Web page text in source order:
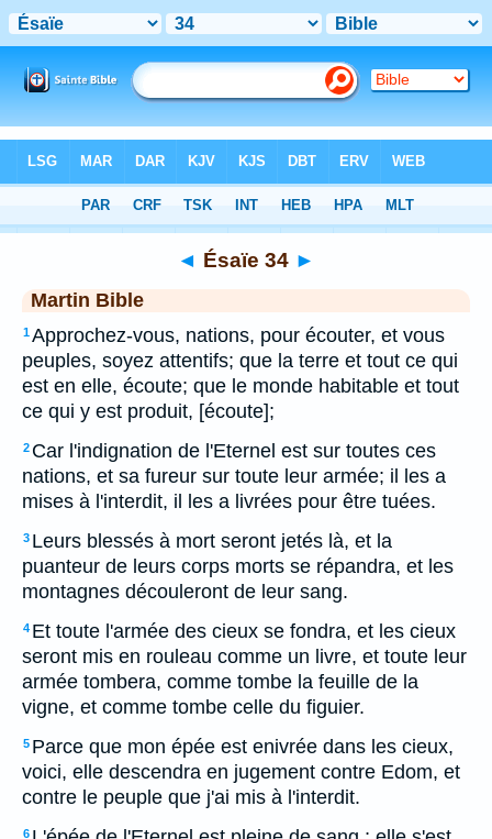
> Ésaïe 34
◄ Ésaïe 34 ►
Martin Bible
1Approchez-vous, nations, pour écouter, et vous
peuples, soyez attentifs; que la terre et tout ce qui
est en elle, écoute; que le monde habitable et tout
ce qui y est produit, [écoute];
2 Car l'indignation de l'Eternel est sur toutes ces
nations, et sa fureur sur toute leur armée; il les a
mises à l'interdit, il les a livrées pour être tuées.
3 Leurs blessés à mort seront jetés là, et la
puanteur de leurs corps morts se répandra, et les
montagnes découleront de leur sang.
4 Et toute l'armée des cieux se fondra, et les cieux
seront mis en rouleau comme un livre, et toute leur
armée tombera, comme tombe la feuille de la
vigne, et comme tombe celle du figuier.
5 Parce que mon épée est enivrée dans les cieux,
voici, elle descendra en jugement contre Edom, et
contre le peuple que j'ai mis à l'interdit.
6